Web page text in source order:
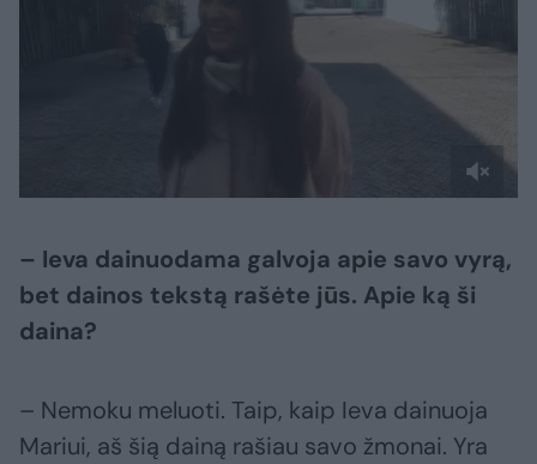
– Ieva dainuodama galvoja apie savo vyrą,
bet dainos tekstą rašėte jūs. Apie ką ši
daina?
– Nemoku meluoti. Taip, kaip Ieva dainuoja
Mariui, aš šią dainą rašiau savo žmonai. Yra